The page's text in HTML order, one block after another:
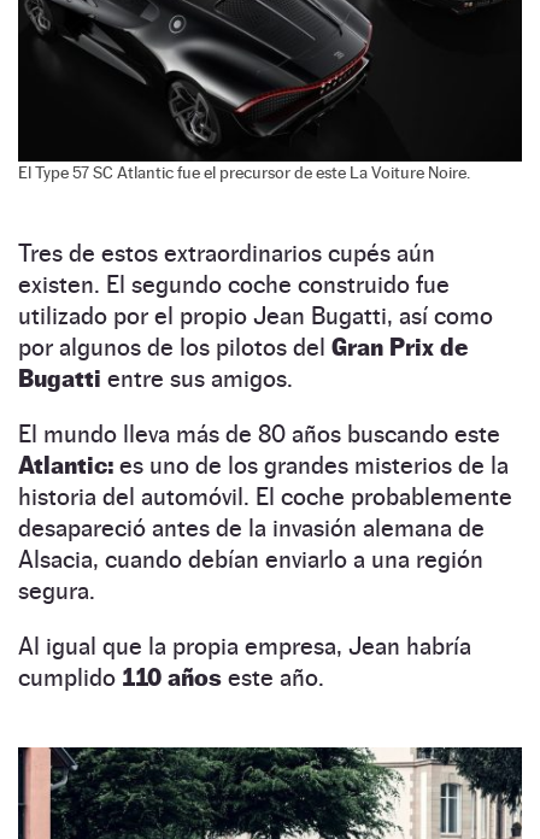
El Type 57 SC Atlantic fue el precursor de este La Voiture Noire.
Tres de estos extraordinarios cupés aún
existen. El segundo coche construido fue
utilizado por el propio Jean Bugatti, así como
por algunos de los pilotos del Gran Prix de
Bugatti entre sus amigos.
El mundo lleva más de 80 años buscando este
Atlantic: es uno de los grandes misterios de la
historia del automóvil. El coche probablemente
desapareció antes de la invasión alemana de
Alsacia, cuando debían enviarlo a una región
segura.
Al igual que la propia empresa, Jean habría
cumplido 110 años este año.